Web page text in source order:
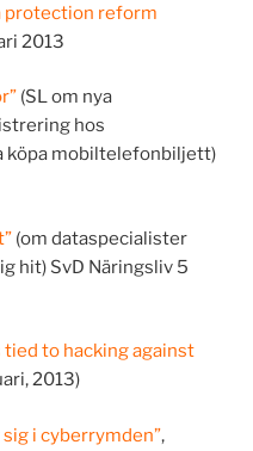
protection reform
2013
(SL om nya
hos
köpa mobiltelefonbiljett)
(om dataspecialister
hit) SvD Näringsliv 5
tied to hacking against
2013)
i cyberrymden”,